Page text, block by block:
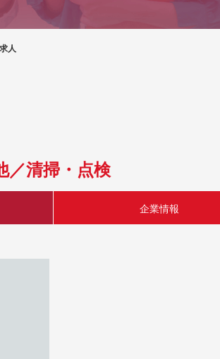
人
／清掃・点検
企業情報